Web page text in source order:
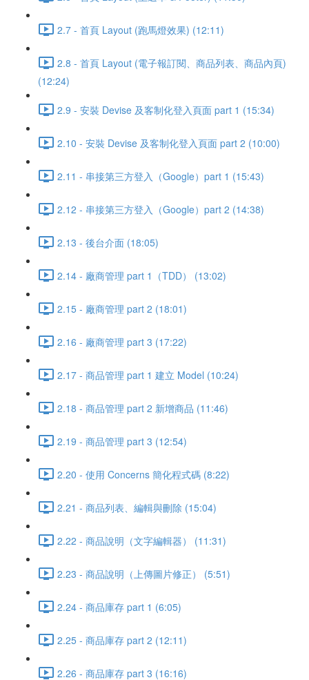
2.7 - 首頁 Layout (跑馬燈效果) (12:11)
2.8 - 首頁 Layout (電子報訂閱、商品列表、商品內頁)
(12:24)
2.9 - 安裝 Devise 及客制化登入頁面 part 1 (15:34)
2.10 - 安裝 Devise 及客制化登入頁面 part 2 (10:00)
2.11 - 串接第三方登入（Google）part 1 (15:43)
2.12 - 串接第三方登入（Google）part 2 (14:38)
2.13 - 後台介面 (18:05)
2.14 - 廠商管理 part 1（TDD） (13:02)
2.15 - 廠商管理 part 2 (18:01)
2.16 - 廠商管理 part 3 (17:22)
2.17 - 商品管理 part 1 建立 Model (10:24)
2.18 - 商品管理 part 2 新增商品 (11:46)
2.19 - 商品管理 part 3 (12:54)
2.20 - 使用 Concerns 簡化程式碼 (8:22)
2.21 - 商品列表、編輯與刪除 (15:04)
2.22 - 商品說明（文字編輯器） (11:31)
2.23 - 商品說明（上傳圖片修正） (5:51)
2.24 - 商品庫存 part 1 (6:05)
2.25 - 商品庫存 part 2 (12:11)
2.26 - 商品庫存 part 3 (16:16)